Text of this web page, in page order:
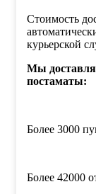
Стоимость
курьерской
Мы
постаматы:
Более 3000
Более 42000